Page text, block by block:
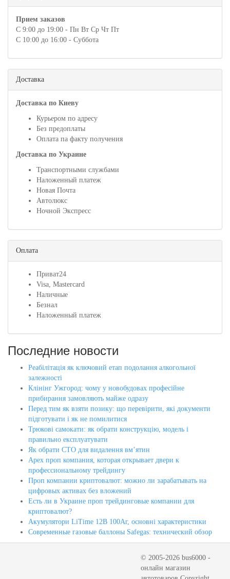
Прием заказов
С 9:00 до 19:00 - Пн Вт Ср Чт Пт
С 10:00 до 16:00 - Суббота
Доставка
Доставка по Киеву
Курьером по адресу
Без предоплаты
Оплата па факту получения
Доставка по Украине
Транспортными службами
Наложенный платеж
Новая Почта
Автолюкс
Ночной Экспресс
Оплата
Приват24
Visa, Mastercard
Наличные
Безнал
Наложенный платеж
Последние новости
Реабілітація як ключовий етап подолання алкогольної
залежності
Клінінг Ужгород: чому у новобудовах професійне
прибирання замовляють майже одразу
Перед тим як взяти позику: що перевірити, які документи
підготувати і як не помилитися
Трюкові самокати: як обрати конструкцію, модель і
правильно експлуатувати
Як обрати СТО для видалення вм’ятин
Apex проп компания, которая открывает двери к
профессиональному трейдингу
Проп компании криптовалют: можно ли зарабатывать на
цифровых активах без вложений
Есть ли в Украине проп трейдинговые компании для
криптовалют?
Акумулятори LiTime 12В 100Аг, основні характеристики
Современные газовые баллоны Safegas: технический обзор
© 2005-2026 bus6000 -
онлайн магазин